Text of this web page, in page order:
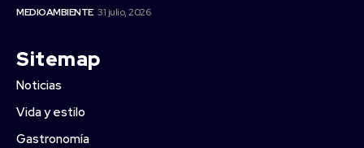
MEDIOAMBIENTE 31 julio, 2026
Sitemap
Noticias
Vida y estilo
Gastronomía